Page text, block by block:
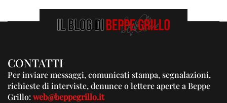
CONTATTI
Per inviare messaggi, comunicati stampa, segnalazioni,
richieste di interviste, denunce o lettere aperte a Beppe
Grillo:web@beppegrillo.it